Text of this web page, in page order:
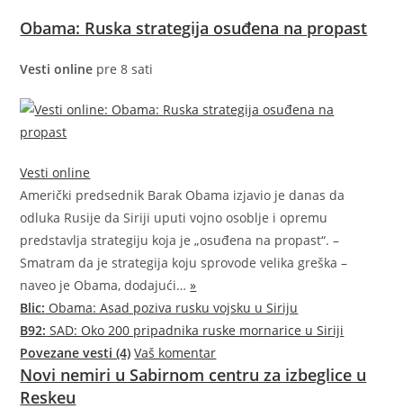
Obama: Ruska strategija osuđena na propast
Vesti online pre 8 sati
Vesti online
Američki predsednik Barak Obama izjavio je danas da
odluka Rusije da Siriji uputi vojno osoblje i opremu
predstavlja strategiju koja je „osuđena na propast“. –
Smatram da je strategija koju sprovode velika greška –
naveo je Obama,dodajući…»
Blic: Obama: Asad poziva rusku vojsku u Siriju
B92: SAD: Oko 200 pripadnika ruske mornarice u Siriji
Povezane vesti (4) Vaš komentar
Novi nemiri u Sabirnom centru za izbeglice u
Reskeu